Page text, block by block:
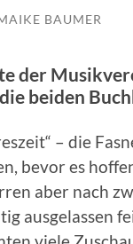
BAUMER
der
beiden
– die
bevor es
aber nach
ausgelassen